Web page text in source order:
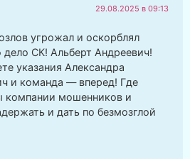
29.08.2025 в 09:13
угрожал и оскорблял
СК! Альберт Андреевич!
указания Александра
и команда — вперед! Где
компании мошенников и
и дать по безмозглой